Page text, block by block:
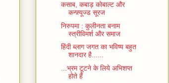
कसाब, कबाड़ कोबाल्ट और
कन्फ़्यूज्ड सूरज
निरुपमा : कुलीनता बनाम
स्त्रीविमर्श और समाज
हिंदी ब्लाग जगत का भविष्य बहुत
शानदार है......
...भ्रम टूटने के लिये अभिशप्त
होते हैं